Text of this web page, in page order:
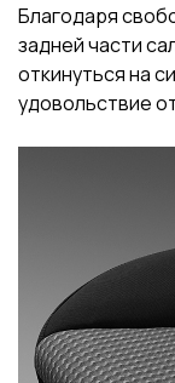
Благодаря
задней части
откинуться на
удовольствие